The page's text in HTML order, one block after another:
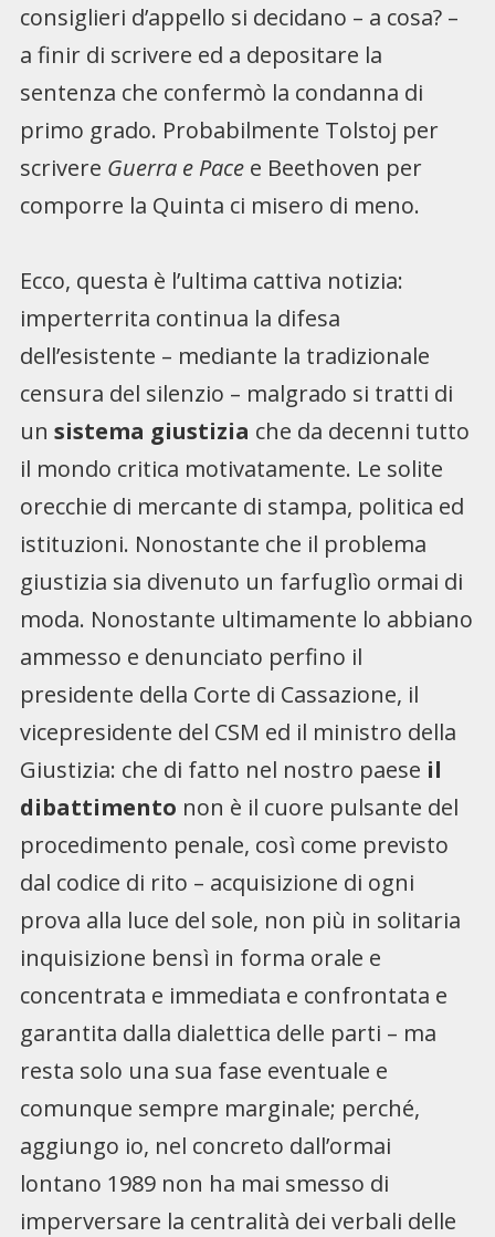
consiglieri d’appello si decidano – a cosa? –
a finir di scrivere ed a depositare la
sentenza che confermò la condanna di
primo grado. Probabilmente Tolstoj per
scrivere Guerra e Pacee Beethoven per
comporre la Quinta ci misero di meno.
Ecco, questa è l’ultima cattiva notizia:
imperterrita continua la difesa
dell’esistente – mediante la tradizionale
censura del silenzio – malgrado si tratti di
un sistema giustizia che da decenni tutto
il mondo critica motivatamente. Le solite
orecchie di mercante di stampa, politica ed
istituzioni. Nonostante che il problema
giustizia sia divenuto un farfuglìo ormai di
moda. Nonostante ultimamente lo abbiano
ammesso e denunciato perfino il
presidente della Corte di Cassazione, il
vicepresidente del CSM ed il ministro della
Giustizia: che di fatto nel nostro paese il
dibattimento non è il cuore pulsante del
procedimento penale, così come previsto
dal codice di rito – acquisizione di ogni
prova alla luce del sole, non più in solitaria
inquisizione bensì in forma orale e
concentrata e immediata e confrontata e
garantita dalla dialettica delle parti – ma
resta solo una sua fase eventuale e
comunque sempre marginale; perché,
aggiungo io, nel concreto dall’ormai
lontano 1989 non ha mai smesso di
imperversare la centralità dei verbali delle